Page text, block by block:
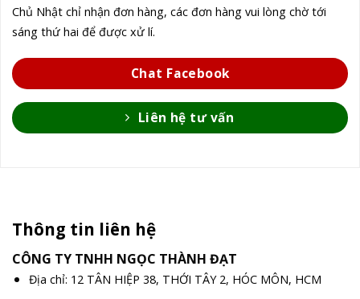
Chủ Nhật chỉ nhận đơn hàng, các đơn hàng vui lòng chờ tới
sáng thứ hai để được xử lí.
Chat Facebook
Liên hệ tư vấn
Thông tin liên hệ
CÔNG TY TNHH NGỌC THÀNH ĐẠT
Địa chỉ: 12 TÂN HIỆP 38, THỚI TÂY 2, HÓC MÔN, HCM